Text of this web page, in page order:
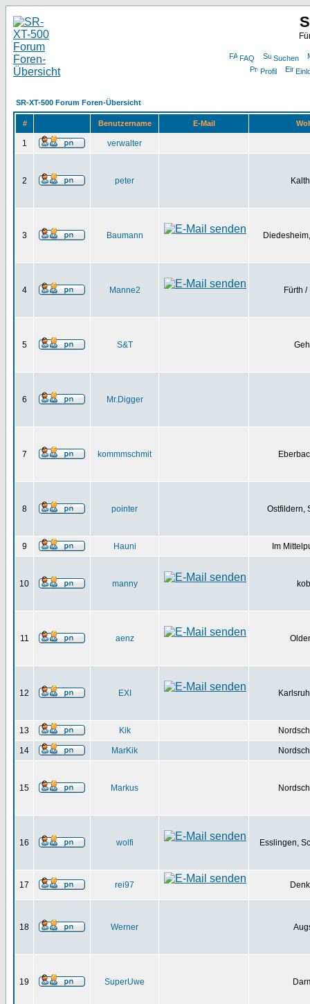
FAQ
Suchen
Profil
SR-XT-500 Forum Foren-Übersicht
# Benutzername E-Mail
1 verwalter
2 peter
3 Baumann
4 Manne2 Fürth
5 S&T
6 Mr.Digger
7 kommmschmit
8 pointer Ostfildern,
9 Hauni Im
10 manny
11 aenz
12 EXI
13 Kik
14 MarKik
15 Markus
16 wolfi Esslingen,
17 rei97
18 Werner
19 SuperUwe